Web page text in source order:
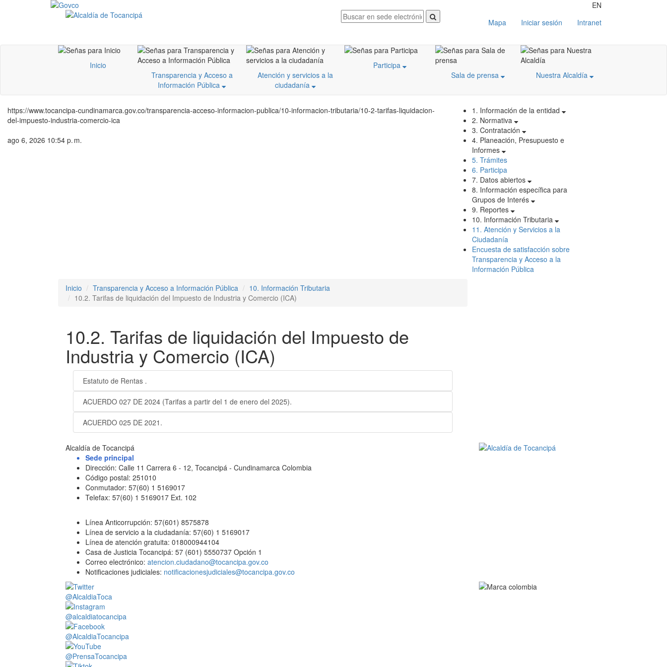
EN
Mapa
Iniciar sesión Intranet
Inicio
Transparencia y Acceso a
Información Pública
Atención y servicios a la
ciudadanía
Participa
Sala de prensa
Nuestra Alcaldía
https://www.tocancipa-cundinamarca.gov.co/transparencia-acceso-informacion-publica/10-informacion-tributaria/10-2-tarifas-liquidacion-
del-impuesto-industria-comercio-ica
ago 6, 2026 10:54 p. m.
1. Información de la entidad
2. Normativa
3. Contratación
4. Planeación, Presupuesto e
Informes
5. Trámites
6. Participa
7. Datos abiertos
8. Información específica para
Grupos de Interés
9. Reportes
10. Información Tributaria
11. Atención y Servicios a la
Ciudadanía
Encuesta de satisfacción sobre
Transparencia y Acceso a la
Información Pública
Inicio
Transparencia y Acceso a Información Pública
10. Información Tributaria
10.2. Tarifas de liquidación del Impuesto de Industria y Comercio (ICA)
10.2. Tarifas de liquidación del Impuesto de
Industria y Comercio (ICA)
Estatuto de Rentas .
ACUERDO 027 DE 2024 (Tarifas a partir del 1 de enero del 2025).
ACUERDO 025 DE 2021.
Alcaldía de Tocancipá
Sede principal
Dirección: Calle 11 Carrera 6 - 12, Tocancipá - Cundinamarca Colombia
Código postal: 251010
Conmutador: 57(60) 1 5169017
Telefax: 57(60) 1 5169017 Ext. 102
Línea Anticorrupción: 57(601) 8575878
Línea de servicio a la ciudadanía: 57(60) 1 5169017
Línea de atención gratuita: 018000944104
Casa de Justicia Tocancipá: 57 (601) 5550737 Opción 1
Correo electrónico: atencion.ciudadano@tocancipa.gov.co
Notificaciones judiciales: notificacionesjudiciales@tocancipa.gov.co
@AlcaldiaToca
@alcaldiatocancipa
@AlcaldiaTocancipa
@PrensaTocancipa